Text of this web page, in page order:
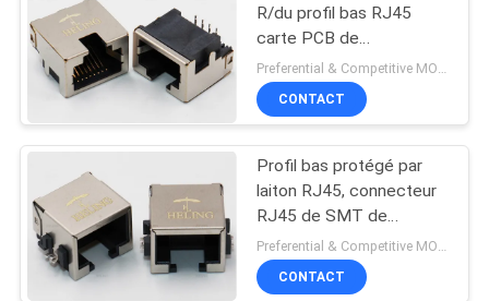
AU
SUJET
NOUS
VISITE
D'USINE
R/du profil bas RJ45
carte PCB de
compensation/surplombs
- trouez le support
Preferential & Competitive MOQ:3000
CONTACT
Profil bas protégé par
laiton RJ45, connecteur
RJ45 de SMT de
l'Ethernet 8P8C
d'étiquette vers le bas
CONTACT